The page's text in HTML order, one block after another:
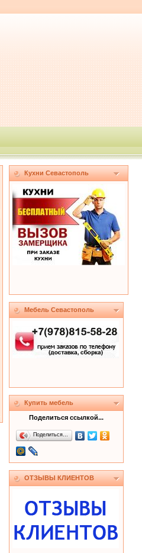
Кухни Севастополь
Мебель Севастополь
Купить мебель
Поделиться ссылкой...
Поделиться…
ОТЗЫВЫ КЛИЕНТОВ